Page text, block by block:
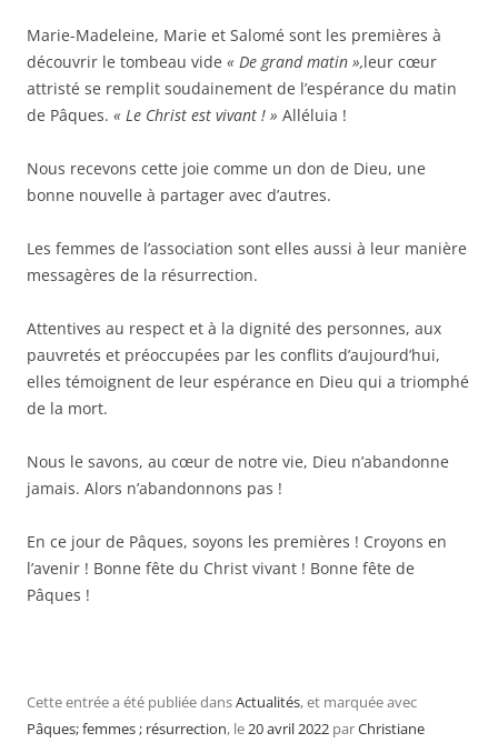
Marie-Madeleine, Marie et Salomé sont les premières à
découvrir le tombeau vide « De grand matin »,leur cœur
attristé se remplit soudainement de l’espérance du matin
de Pâques. « Le Christ est vivant ! » Alléluia !
Nous recevons cette joie comme un don de Dieu, une
bonne nouvelle à partager avec d’autres.
Les femmes de l’association sont elles aussi à leur manière
messagères de la résurrection.
Attentives au respect et à la dignité des personnes, aux
pauvretés et préoccupées par les conflits d’aujourd’hui,
elles témoignent de leur espérance en Dieu qui a triomphé
de la mort.
Nous le savons, au cœur de notre vie, Dieu n’abandonne
jamais. Alors n’abandonnons pas !
En ce jour de Pâques, soyons les premières ! Croyons en
l’avenir ! Bonne fête du Christ vivant ! Bonne fête de
Pâques !
Cette entrée a été publiée dansActualités, et marquée avec
Pâques; femmes ; résurrection, le20 avril 2022 parChristiane